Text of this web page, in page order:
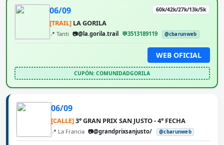
06/09 60k/42k/27k/13k/5k
[TRAIL]LA GORILA
📍 Tanti 📷@la.gorila.trail 💬3513189119 @cbarunweb
WEB OFICIAL
CUPÓN: COMUNIDADGORILA
06/09
[CALLE]3° GRAN PRIX SAN JUSTO - 4° FECHA
📍 La Francia 📷@grandprixsanjusto/ @cbarunweb